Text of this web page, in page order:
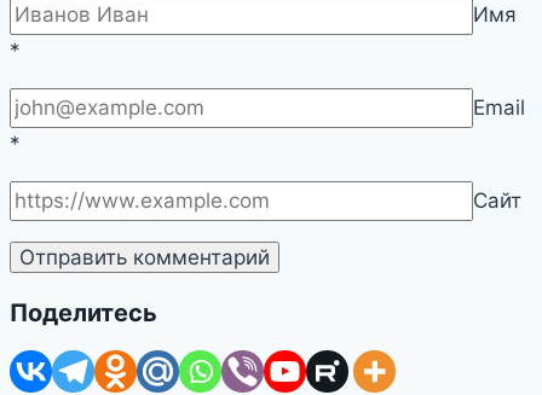
Имя
*
Email
*
Сайт
Поделитесь